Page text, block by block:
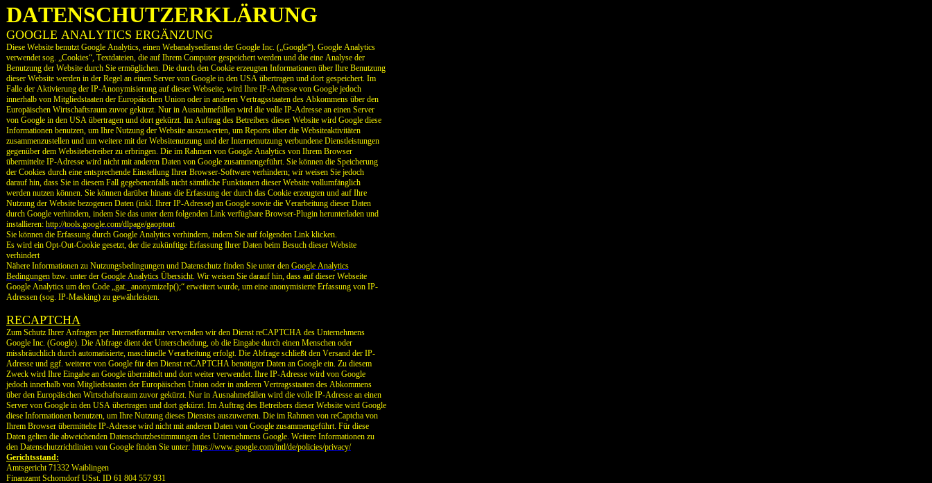
DATENSCHUTZERKLÄRUNG
GOOGLE ANALYTICS ERGÄNZUNG
Diese Website benutzt Google Analytics, einen Webanalysedienst der Google Inc. („Google“). Google Analytics
verwendet sog. „Cookies“, Textdateien, die auf Ihrem Computer gespeichert werden und die eine Analyse der
Benutzung der Website durch Sie ermöglichen. Die durch den Cookie erzeugten Informationen über Ihre Benutzung
dieser Website werden in der Regel an einen Server von Google in den USA übertragen und dort gespeichert. Im
Falle der Aktivierung der IP-Anonymisierung auf dieser Webseite, wird Ihre IP-Adresse von Google jedoch
innerhalb von Mitgliedstaaten der Europäischen Union oder in anderen Vertragsstaaten des Abkommens über den
Europäischen Wirtschaftsraum zuvor gekürzt. Nur in Ausnahmefällen wird die volle IP-Adresse an einen Server
von Google in den USA übertragen und dort gekürzt. Im Auftrag des Betreibers dieser Website wird Google diese
Informationen benutzen, um Ihre Nutzung der Website auszuwerten, um Reports über die Websiteaktivitäten
zusammenzustellen und um weitere mit der Websitenutzung und der Internetnutzung verbundene Dienstleistungen
gegenüber dem Websitebetreiber zu erbringen. Die im Rahmen von Google Analytics von Ihrem Browser
übermittelte IP-Adresse wird nicht mit anderen Daten von Google zusammengeführt. Sie können die Speicherung
der Cookies durch eine entsprechende Einstellung Ihrer Browser-Software verhindern; wir weisen Sie jedoch
darauf hin, dass Sie in diesem Fall gegebenenfalls nicht sämtliche Funktionen dieser Website vollumfänglich
werden nutzen können. Sie können darüber hinaus die Erfassung der durch das Cookie erzeugten und auf Ihre
Nutzung der Website bezogenen Daten (inkl. Ihrer IP-Adresse) an Google sowie die Verarbeitung dieser Daten
durch Google verhindern, indem Sie das unter dem folgenden Link verfügbare Browser-Plugin herunterladen und
installieren: http://tools.google.com/dlpage/gaoptout
Sie können die Erfassung durch Google Analytics verhindern, indem Sie auf folgenden Link klicken.
Es wird ein Opt-Out-Cookie gesetzt, der die zukünftige Erfassung Ihrer Daten beim Besuch dieser Website
verhindert
Nähere Informationen zu Nutzungsbedingungen und Datenschutz finden Sie unter den Google Analytics
Bedingungen bzw. unter der Google Analytics Übersicht. Wir weisen Sie darauf hin, dass auf dieser Webseite
Google Analytics um den Code „gat._anonymizeIp();“ erweitert wurde, um eine anonymisierte Erfassung von IP-
Adressen (sog. IP-Masking) zu gewährleisten.
RECAPTCHA
Zum Schutz Ihrer Anfragen per Internetformular verwenden wir den Dienst reCAPTCHA des Unternehmens
Google Inc. (Google). Die Abfrage dient der Unterscheidung, ob die Eingabe durch einen Menschen oder
missbräuchlich durch automatisierte, maschinelle Verarbeitung erfolgt. Die Abfrage schließt den Versand der IP-
Adresse und ggf. weiterer von Google für den Dienst reCAPTCHA benötigter Daten an Google ein. Zu diesem
Zweck wird Ihre Eingabe an Google übermittelt und dort weiter verwendet. Ihre IP-Adresse wird von Google
jedoch innerhalb von Mitgliedstaaten der Europäischen Union oder in anderen Vertragsstaaten des Abkommens
über den Europäischen Wirtschaftsraum zuvor gekürzt. Nur in Ausnahmefällen wird die volle IP-Adresse an einen
Server von Google in den USA übertragen und dort gekürzt. Im Auftrag des Betreibers dieser Website wird Google
diese Informationen benutzen, um Ihre Nutzung dieses Dienstes auszuwerten. Die im Rahmen von reCaptcha von
Ihrem Browser übermittelte IP-Adresse wird nicht mit anderen Daten von Google zusammengeführt. Für diese
Daten gelten die abweichenden Datenschutzbestimmungen des Unternehmens Google. Weitere Informationen zu
den Datenschutzrichtlinien von Google finden Sie unter: https://www.google.com/intl/de/policies/privacy/
Gerichtsstand:
Amtsgericht 71332 Waiblingen
Finanzamt Schorndorf USst. ID 61 804 557 931